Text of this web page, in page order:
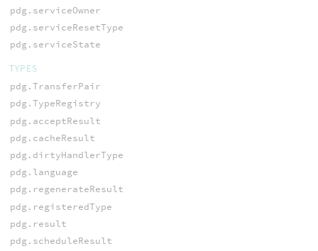
pdg.serviceOwner
pdg.serviceResetType
pdg.serviceState
TYPES
pdg.TransferPair
pdg.TypeRegistry
pdg.acceptResult
pdg.cacheResult
pdg.dirtyHandlerType
pdg.language
pdg.regenerateResult
pdg.registeredType
pdg.result
pdg.scheduleResult